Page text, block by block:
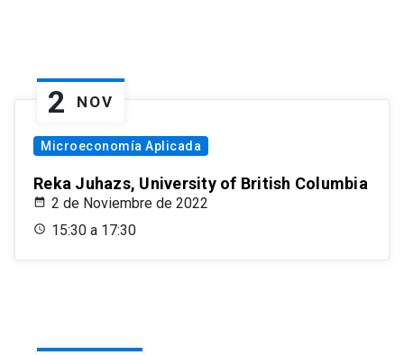
2 NOV
Microeconomía Aplicada
Reka Juhazs, University of British Columbia
2 de Noviembre de 2022
15:30 a 17:30